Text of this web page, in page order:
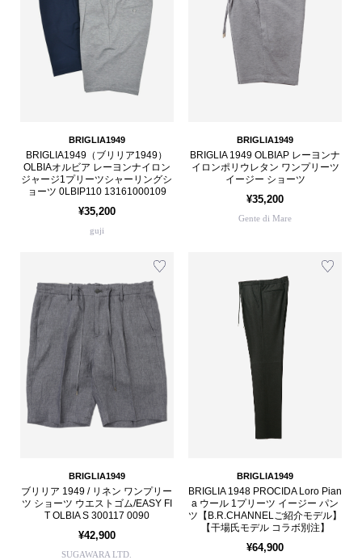
BRIGLIA1949
BRIGLIA1949（ブリリア1949）
OLBIAオルビア レーヨンナイロン
ジャージ1プリーツシャーリングシ
ョーツ 0LBIP110 13161000109
¥35,200
guji
BRIGLIA1949
BRIGLIA 1949 OLBIAP レーヨンナ
イロンポリウレタン ワンプリーツ
イージー ショーツ
¥35,200
Gente di Mare
BRIGLIA1949
ブリリア 1949 / リネン ワンプリー
ツ ショーツ ウエストゴム/EASY FI
T OLBIA S 300117 0090
¥42,900
SUGAWARA LTD.
BRIGLIA1949
BRIGLIA 1948 PROCIDA Loro Pian
a ウール 1プリーツ イージー パン
ツ【B.R.CHANNELご紹介モデル】
【干場氏モデル コラボ別注】
¥64,900